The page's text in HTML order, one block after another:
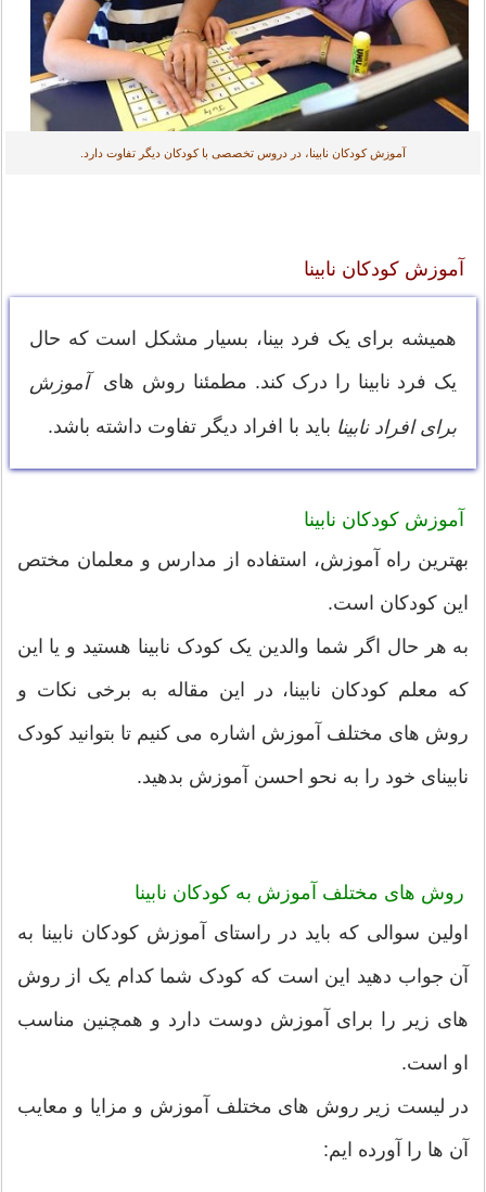
آموزش کودکان نابینا، در دروس تخصصی با کودکان دیگر تفاوت دارد.
آموزش کودکان نابینا
همیشه برای یک فرد بینا، بسیار مشکل است که حال
یک فرد نابینا را درک کند. مطمئنا روش های آموزش
برای افراد نابینا باید با افراد دیگر تفاوت داشته باشد.
آموزش کودکان نابینا
بهترین راه آموزش، استفاده از مدارس و معلمان مختص
این کودکان است.
به هر حال اگر شما والدین یک کودک نابینا هستید و یا این
که معلم کودکان نابینا، در این مقاله به برخی نکات و
روش های مختلف آموزش اشاره می کنیم تا بتوانید کودک
نابینای خود را به نحو احسن آموزش بدهید.
روش های مختلف آموزش به کودکان نابینا
اولین سوالی که باید در راستای آموزش کودکان نابینا به
آن جواب دهید این است که کودک شما کدام یک از روش
های زیر را برای آموزش دوست دارد و همچنین مناسب
او است.
در لیست زیر روش های مختلف آموزش و مزایا و معایب
آن ها را آورده ایم: